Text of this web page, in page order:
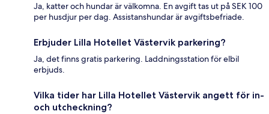
Ja, katter och hundar är välkomna. En avgift tas ut på SEK 100
per husdjur per dag. Assistanshundar är avgiftsbefriade.
Erbjuder Lilla Hotellet Västervik parkering?
Ja, det finns gratis parkering. Laddningsstation för elbil
erbjuds.
Vilka tider har Lilla Hotellet Västervik angett för in-
och utcheckning?